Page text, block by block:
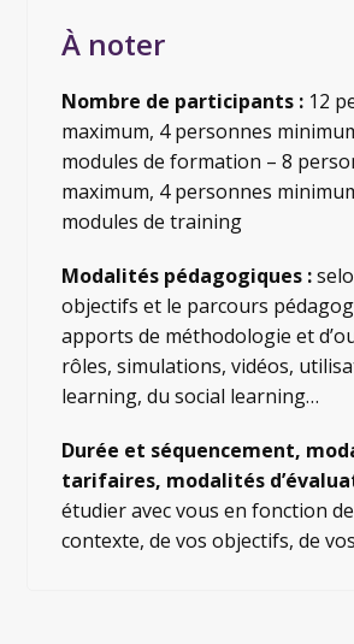
À noter
Nombre de participants : 12
maximum, 4 personnes
modules de formation – 8
maximum, 4 personnes
modules de training
Modalités pédagogiques :
objectifs et le parcours
apports de méthodologie et
rôles, simulations, vidéos,
learning, du social learning…
Durée et séquencement,
tarifaires, modalités
étudier avec vous en fonction
contexte, de vos objectifs, de